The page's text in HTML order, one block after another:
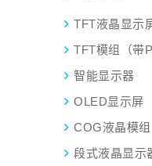
TFT液晶显示
TFT模组（带
智能显示器
OLED显示屏
COG液晶模组
段式液晶显示